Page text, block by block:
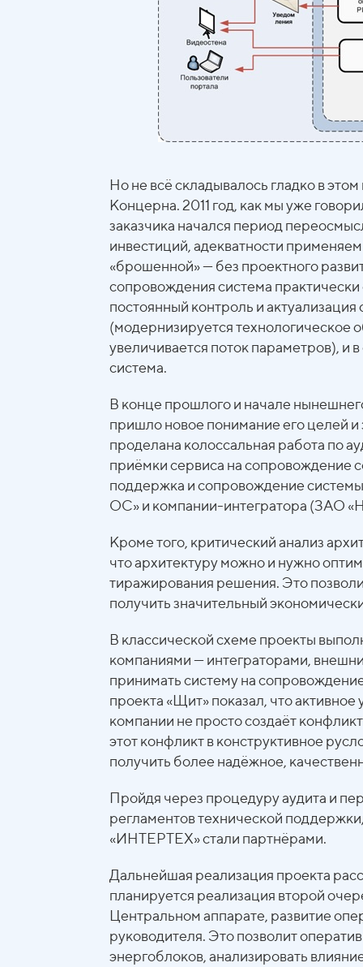
Но не всё складывалось гладко в
Концерна. 2011 год, как мы уже
заказчика начался период
инвестиций, адекватности
«брошенной» — без проектного
сопровождения система
постоянный контроль и
(модернизируется технологическое
увеличивается поток параметров), и
система.
В конце прошлого и начале
пришло новое понимание его целей
проделана колоссальная работа по
приёмки сервиса на сопровождение
поддержка и сопровождение
ОС» и компании-интегратора (ЗАО
Кроме того, критический анализ
что архитектуру можно и нужно
тиражирования решения. Это
получить значительный
В классической схеме проекты
компаниями — интеграторами,
принимать систему на
проекта «Щит» показал, что
компании не просто создаёт
этот конфликт в конструктивное
получить более надёжное,
Пройдя через процедуру аудита и
регламентов технической
«ИНТЕРТЕХ» стали партнёрами.
Дальнейшая реализация проекта
планируется реализация второй
Центральном аппарате, развитие
руководителя. Это позволит
энергоблоков, анализировать